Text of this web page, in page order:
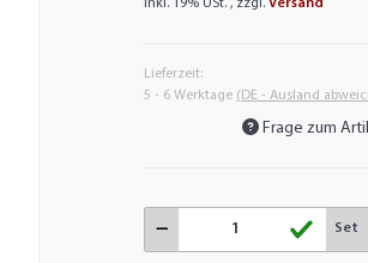
inkl. 19% USt. , zzgl. Versand
Lieferzeit:
5 - 6 Werktage (DE - Ausland
Frage zum
Set